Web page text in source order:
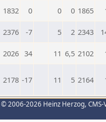
1832 0 0 0 1865
2376 -7 5 2 2343
2026 34 11 6,5 2102
2178 -17 11 5 2164
© 2006-2026 Heinz Herzog,